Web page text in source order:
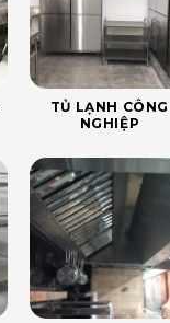
TỦ LẠNH CÔNG
NGHIỆP